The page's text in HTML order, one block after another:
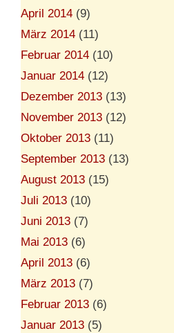
April 2014 (9)
März 2014 (11)
Februar 2014 (10)
Januar 2014 (12)
Dezember 2013 (13)
November 2013 (12)
Oktober 2013 (11)
September 2013 (13)
August 2013 (15)
Juli 2013 (10)
Juni 2013 (7)
Mai 2013 (6)
April 2013 (6)
März 2013 (7)
Februar 2013 (6)
Januar 2013 (5)